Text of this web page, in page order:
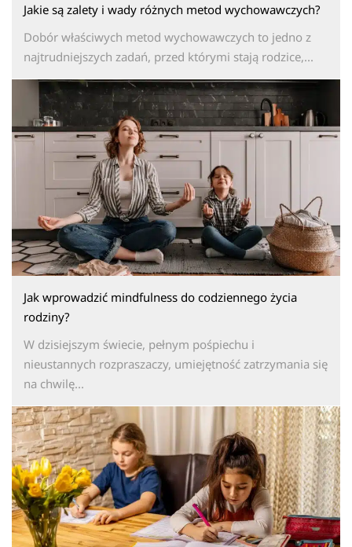
Jakie są zalety i wady różnych metod wychowawczych?
Dobór właściwych metod wychowawczych to jedno z
najtrudniejszych zadań, przed którymi stają rodzice,...
Jak wprowadzić mindfulness do codziennego życia
rodziny?
W dzisiejszym świecie, pełnym pośpiechu i
nieustannych rozpraszaczy, umiejętność zatrzymania się
na chwilę...